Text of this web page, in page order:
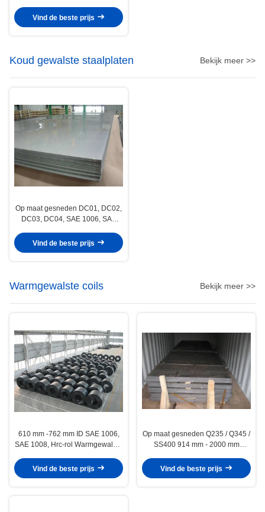
Vind de beste prijs
Koud gewalste staalplaten Bekijk meer >>
Op maat gesneden DC01, DC02,
DC03, DC04, SAE 1006, SAE
spoelen/plaat
Vind de beste prijs
Warmgewalste coils Bekijk meer >>
610 mm -762 mm ID SAE 1006,
SAE 1008, Hrc-rol Warmgewalste
Vind de beste prijs
Op maat gesneden Q235 / Q345 /
SS400 914 mm - 2000 mm
Vind de beste prijs